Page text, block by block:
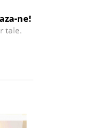
ne!
tale.